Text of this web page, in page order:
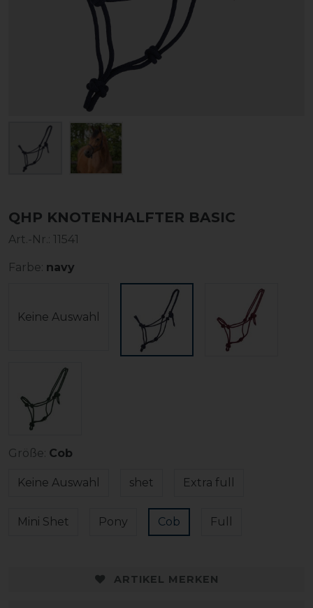
QHP KNOTENHALFTER BASIC
Art.-Nr.: 11541
Farbe: navy
Keine Auswahl
Größe: Cob
Keine Auswahl shet Extra full
Mini Shet Pony Cob Full
ARTIKEL MERKEN